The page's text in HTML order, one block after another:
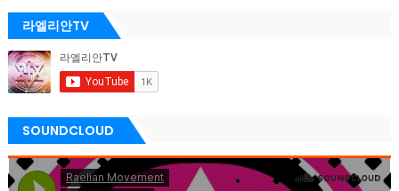
라엘리안TV
SOUNDCLOUD